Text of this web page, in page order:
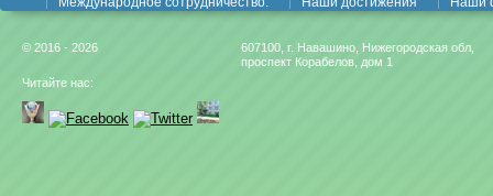
© 2016 - 2026
Читайте нас:
607100, г. Навашино, Нижегородская обл,
проспект Корабелов, дом 1